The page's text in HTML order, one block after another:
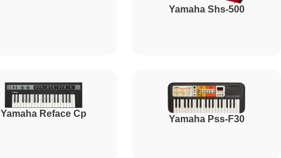
1000
Yamaha Shs-500
Yamaha Reface Cp
Yamaha Pss-F30